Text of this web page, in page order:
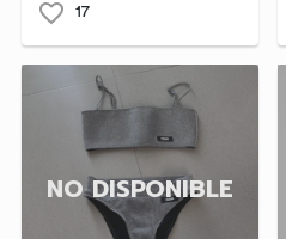
17
NO DISPONIBLE